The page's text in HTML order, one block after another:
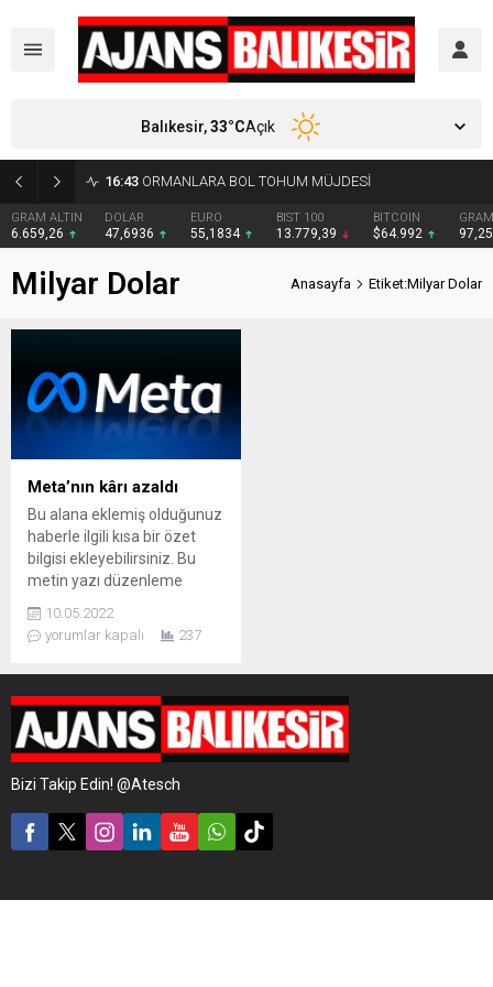
16:43 ORMANLARA BOL TOHUM MÜJDESİ
GRAM ALTIN
6.659,26
DOLAR
47,6936
EURO
55,1834
BIST 100
13.779,39
BITCOIN
$64.992
Balıkesir,33°CAçık
Milyar Dolar Anasayfa Etiket:Milyar Dolar
Meta’nın kârı azaldı
Bu alana eklemiş olduğunuz
haberle ilgili kısa bir özet
bilgisi ekleyebilirsiniz. Bu
metin yazı düzenleme
bölümünden eklenebilir.
Özet eklenmişse başlık
eklenmemişse bu alan boş
kalır.
10.05.2022
yorumlar kapalı
237
Bizi Takip Edin! @Atesch